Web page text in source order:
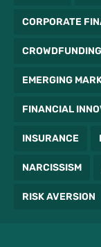
CORPORATE
CROWDFUNDING
EMERGING
FINANCIAL
INSURANCE
NARCISSISM
RISK AVERSION